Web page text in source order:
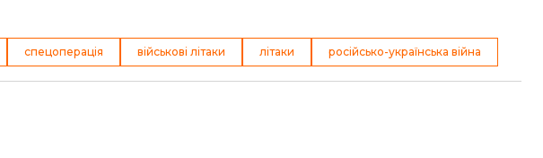
спецоперація військові літаки літаки російсько-українська війна